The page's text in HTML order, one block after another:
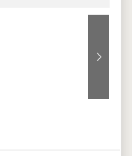
下一張